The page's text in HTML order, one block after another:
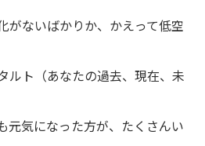
がないばかりか、かえって低空
ルト（あなたの過去、現在、未
元気になった方が、たくさんい